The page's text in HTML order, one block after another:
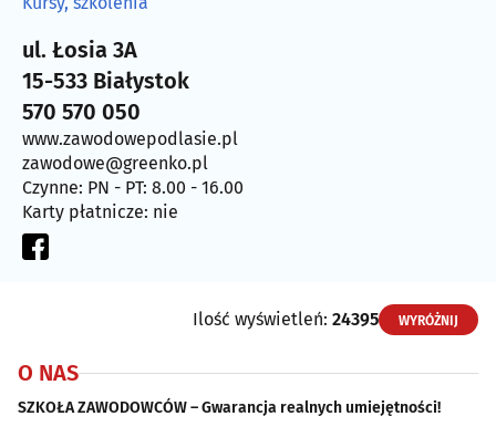
ul. Łosia 3A
15-533 Białystok
570 570 050
www.zawodowepodlasie.pl
zawodowe@greenko.pl
Czynne: PN - PT: 8.00 - 16.00
Karty płatnicze: nie
Ilość wyświetleń: 24395 WYRÓŻNIJ
O NAS
SZKOŁA ZAWODOWCÓW – Gwarancja realnych umiejętności!